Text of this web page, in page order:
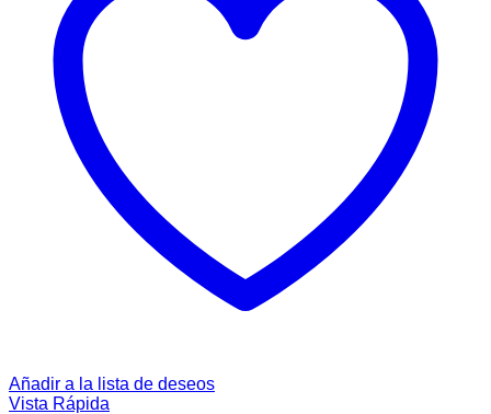
Añadir a la lista de deseos
Vista Rápida